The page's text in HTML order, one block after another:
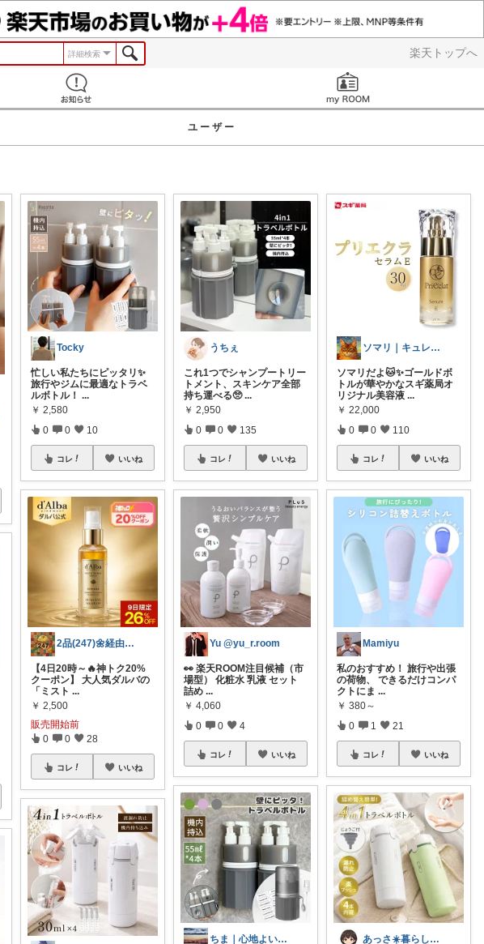
楽天トップへ
詳細検索
ユーザー
Tocky
忙しい私たちにピッタリ✨
旅行やジムに最適なトラベ
ルボトル！ ...
￥ 2,580
0 0 10
コレ いいね
2品(247)🌼経由購入感謝です🌼
【4日20時～🔥神トク20%
クーポン】 大人気ダルバの
「ミスト ...
￥ 2,500
販売開始前
0 0 28
コレ いいね
うちぇ
これ1つでシャンプートリー
トメント、スキンケア全部
持ち運べる🥺 ...
￥ 2,950
0 0 135
コレ いいね
Yu @yu_r.room
👀 楽天ROOM注目候補（市
場型） 化粧水 乳液 セット
詰め ...
￥ 4,060
0 0 4
コレ いいね
ちま｜心地よい日常のアイテム🍁
ソマリ｜キュレルを全部揃えたよ✨見てね！
ソマリだよ🐱✨ゴールドボ
トルが華やかなスギ薬局オ
リジナル美容液 ...
￥ 22,000
0 0 110
コレ いいね
Mamiyu
私のおすすめ！ 旅行や出張
の荷物、 できるだけコンパ
クトにま ...
￥ 380～
0 1 21
コレ いいね
あっさ☀️暮らしをラクにする便利グッズ